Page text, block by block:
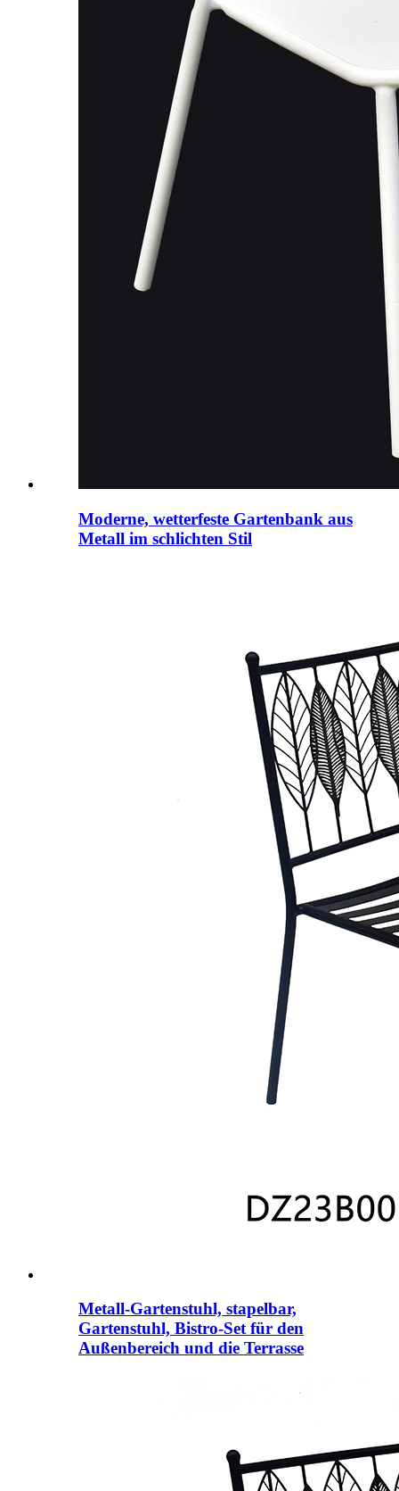
Moderne, wetterfeste Gartenbank aus
Metall im schlichten Stil
Metall-Gartenstuhl, stapelbar,
Gartenstuhl, Bistro-Set für den
Außenbereich und die Terrasse